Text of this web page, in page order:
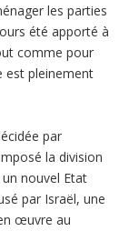
les parties
été apporté à
comme pour
est pleinement
par
la division
nouvel Etat
par Israël, une
œuvre au